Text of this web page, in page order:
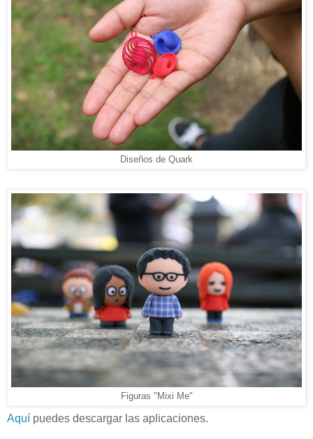
Diseños de Quark
Figuras "Mixi Me"
Aquí puedes descargar las aplicaciones.